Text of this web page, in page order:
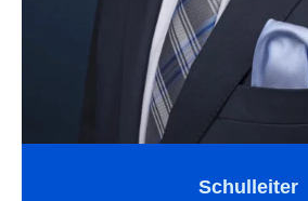
Schulleiter